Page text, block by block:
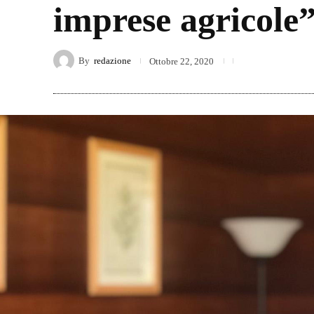
imprese
By redazione Ottobre 22, 2020